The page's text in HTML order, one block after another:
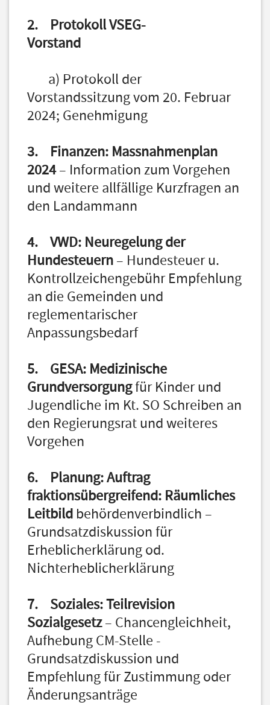
2. Protokoll VSEG-
Vorstand
a) Protokoll der
Vorstandssitzung vom 20. Februar
2024; Genehmigung
3. Finanzen: Massnahmenplan
2024– Information zum Vorgehen
und weitere allfällige Kurzfragen an
den Landammann
4. VWD: Neuregelung der
Hundesteuern– Hundesteuer u.
Kontrollzeichengebühr Empfehlung
an die Gemeinden und
reglementarischer
Anpassungsbedarf
5. GESA: Medizinische
Grundversorgungfür Kinder und
Jugendliche im Kt. SO Schreiben an
den Regierungsrat und weiteres
Vorgehen
6. Planung: Auftrag
fraktionsübergreifend: Räumliches
Leitbild behördenverbindlich –
Grundsatzdiskussion für
Erheblicherklärung od.
Nichterheblicherklärung
7. Soziales: Teilrevision
Sozialgesetz– Chancengleichheit,
Aufhebung CM-Stelle -
Grundsatzdiskussion und
Empfehlung für Zustimmung oder
Änderungsanträge